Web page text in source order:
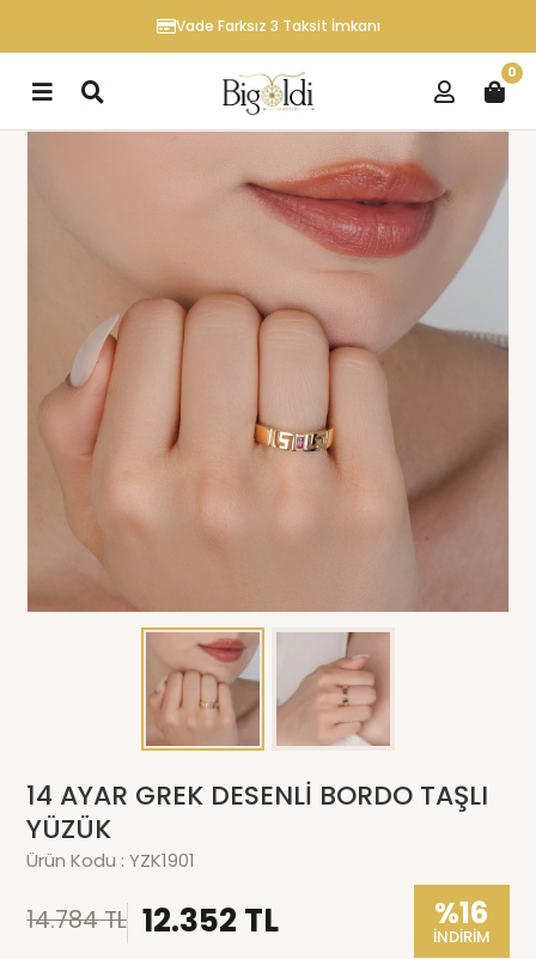
Vade Farksız 3 Taksit İmkanı
0
14 AYAR GREK DESENLİ BORDO TAŞLI
YÜZÜK
Ürün Kodu :YZK1901
14.784 TL 12.352 TL %16
İNDİRİM